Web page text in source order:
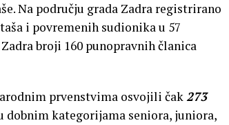
Na području grada Zadra registrirano
i povremenih sudionika u 57
broji 160 punopravnih članica
prvenstvima osvojili čak273
dobnim kategorijama seniora, juniora,